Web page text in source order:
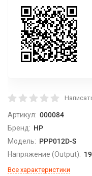
Артикул: 000084
Бренд: HP
Модель: PPP012D-S
Напряжение (Output):
Все характеристики